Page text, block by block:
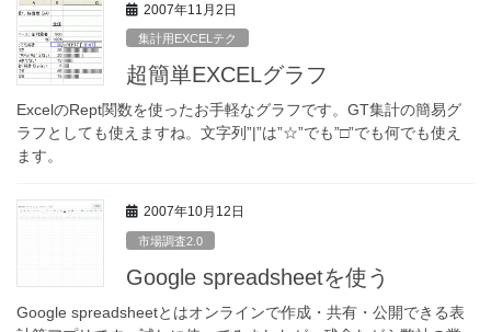
2007年11月2日
集計用EXCELテク
超簡単EXCELグラフ
ExcelのRept関数を使ったお手軽なグラフです。GT集計の簡易グ
ラフとしても使えますね。文字列”|”は”☆”でも”□”でも何でも使え
ます。
2007年10月12日
市場調査2.0
Google spreadsheetを使う
Google spreadsheetとはオンラインで作成・共有・公開できる表